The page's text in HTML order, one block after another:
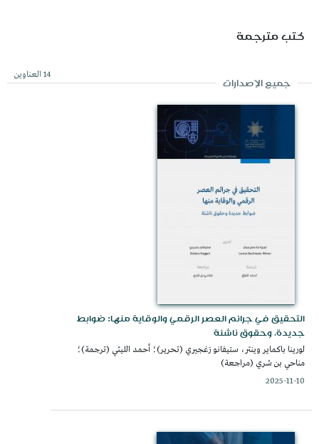
كتب مترجمة
14 العناوين
جميع الإصدارات
التحقيق في جرائم العصر الرقمي والوقاية منها: ضوابط
جديدة، وحقوق ناشئة
لورينا باكماير وينتر، ستيفانو رَغجيري (تحرير)؛ أحمد الليثي (ترجمة)؛
مناحي بن شري (مراجعة)
2025-11-10